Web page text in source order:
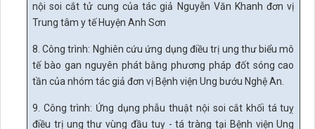
nội soi cắt tử cung của tác giả Nguyễn Văn Khanh đơn vị
Trung tâm y tế Huyện Anh Sơn
8. Công trình: Nghiên cứu ứng dụng điều trị ung thư biểu mô
tế bào gan nguyên phát bằng phương pháp đốt sóng cao
tần của nhóm tác giả đơn vị Bệnh viện Ung bướu NghệAn.
9. Công trình: Ứng dụng phẫu thuật nội soi cắt khối tá tuỵ
điều trị ung thư vùng đầu tuỵ - tá tràng tại Bệnh viện Ung